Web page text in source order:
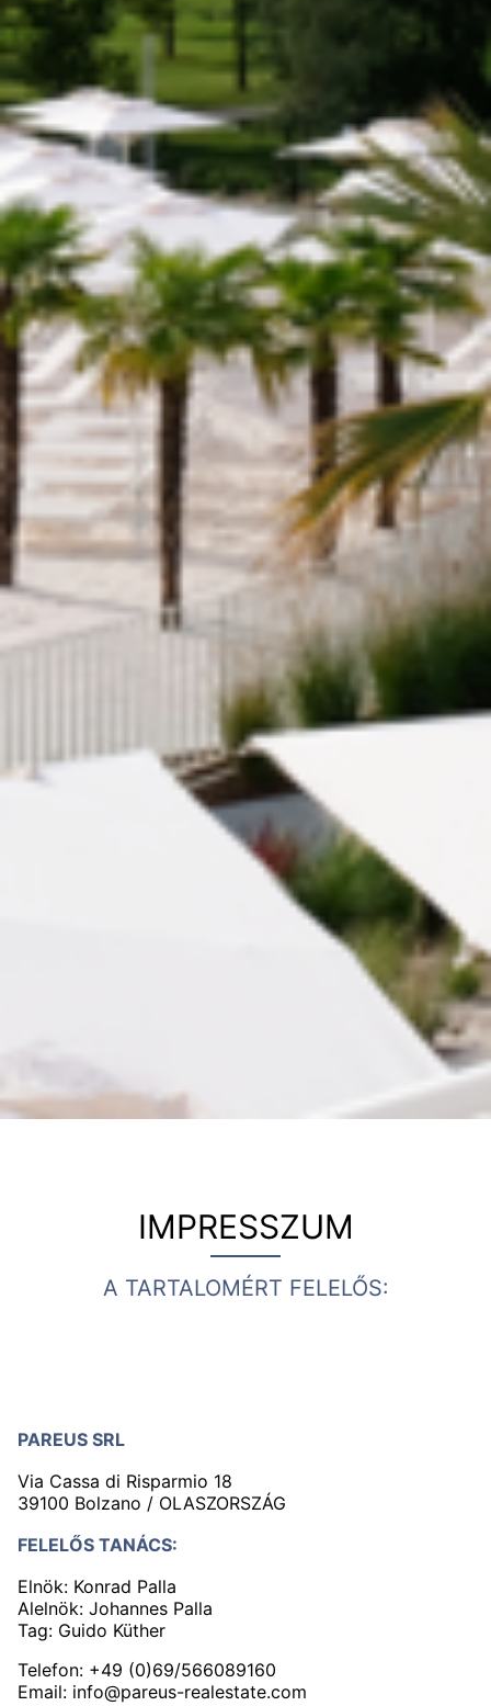
IMPRESSZUM
A TARTALOMÉRT FELELŐS:
PAREUS SRL
Via Cassa di Risparmio 18
39100 Bolzano / OLASZORSZÁG
FELELŐS TANÁCS:
Elnök: Konrad Palla
Alelnök: Johannes Palla
Tag: Guido Küther
Telefon: +49 (0)69/566089160
Email: info@pareus-realestate.com